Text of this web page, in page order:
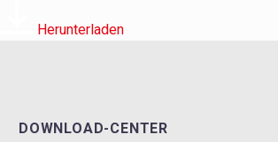
Herunterladen
DOWNLOAD-CENTER